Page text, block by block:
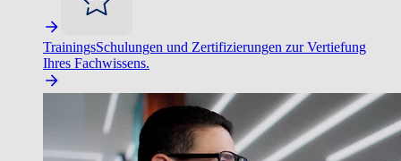
TrainingsSchulungen und Zertifizierungen zur Vertiefung
Ihres Fachwissens.